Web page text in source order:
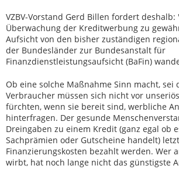
VZBV-Vorstand Gerd Billen fordert
Überwachung der Kreditwerbung zu
Aufsicht von den bisher zuständigen
der Bundesländer zur Bundesanstalt für
Finanzdienstleistungsaufsicht (BaFin)
Ob eine solche Maßnahme Sinn macht, sei
Verbraucher müssen sich nicht vor
fürchten, wenn sie bereit sind, werbliche
hinterfragen. Der gesunde
Dreingaben zu einem Kredit (ganz egal ob
Sachprämien oder Gutscheine handelt)
Finanzierungskosten bezahlt werden. Wer
wirbt, hat noch lange nicht das günstigste